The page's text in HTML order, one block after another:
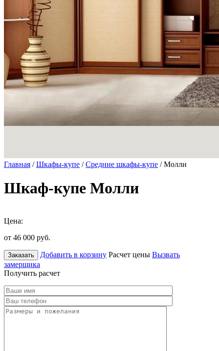
Главная /Шкафы-купе /Средние шкафы-купе / Молли
Шкаф-купе Молли
Цена:
от 46 000 руб.
Заказать Добавить в корзину Расчет цены Вызвать
замерщика
Получить расчет